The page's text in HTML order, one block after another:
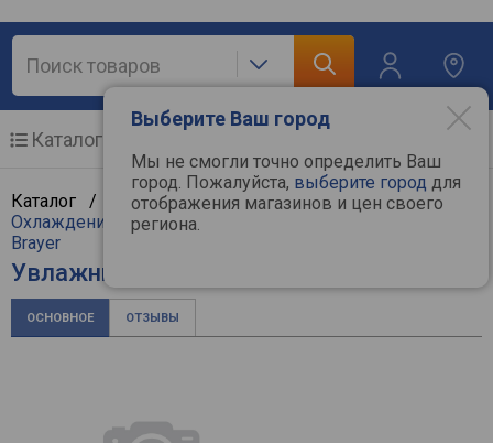
Выберите Ваш город
Мы не смогли точно определить Ваш
город. Пожалуйста, выберите город для
отображения магазинов и цен своего
региона.
Каталог
Каталог / Климат, отопление и водоснабжение/
Охлаждение и климат/
Brayer
Увлажнитель воздуха Brayer BR4910
ОСНОВНОЕ ОТЗЫВЫ